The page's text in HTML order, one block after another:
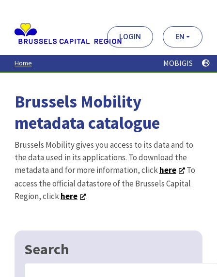
contenu
principal
LOGIN EN
Home MOBIGIS
Brussels Mobility
metadata catalogue
Brussels Mobility gives you access to its data and to
the data used in its applications. To download the
metadata and for more information, clickhere
To
access the official datastore of the Brussels Capital
Region, clickhere .
Search